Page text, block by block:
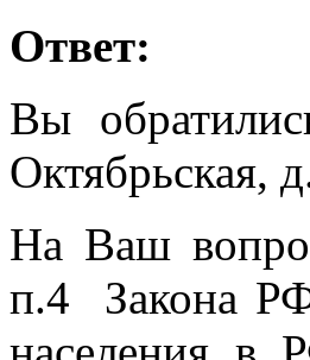
Ответ:
Вы
Октябрьская,
На Ваш
п.4 Закона